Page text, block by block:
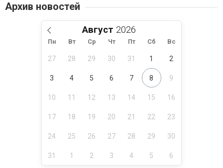
Архив новостей
Август
Пн Вт Ср Чт Пт Сб Вс
27 28 29 30 31 1 2
3 4 5 6 7 8 9
10 11 12 13 14 15 16
17 18 19 20 21 22 23
24 25 26 27 28 29 30
31 1 2 3 4 5 6